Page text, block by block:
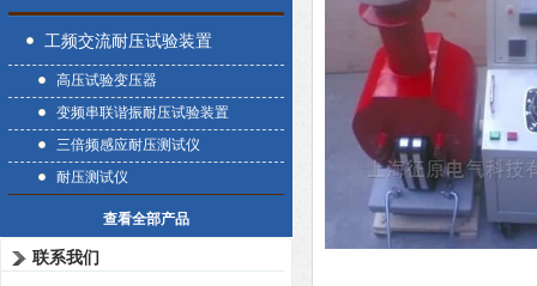
工频交流耐压试验装置
高压试验变压器
变频串联谐振耐压试验装置
三倍频感应耐压测试仪
耐压测试仪
查看全部产品
联系我们